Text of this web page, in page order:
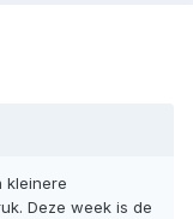
kleinere
Deze week is de